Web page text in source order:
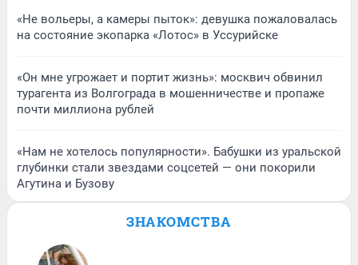
«Не вольеры, а камеры пыток»: девушка пожаловалась
на состояние экопарка «Лотос» в Уссурийске
«Он мне угрожает и портит жизнь»: москвич обвинил
турагента из Волгограда в мошенничестве и пропаже
почти миллиона рублей
«Нам не хотелось популярности». Бабушки из уральской
глубинки стали звездами соцсетей — они покорили
Агутина и Бузову
ЗНАКОМСТВА